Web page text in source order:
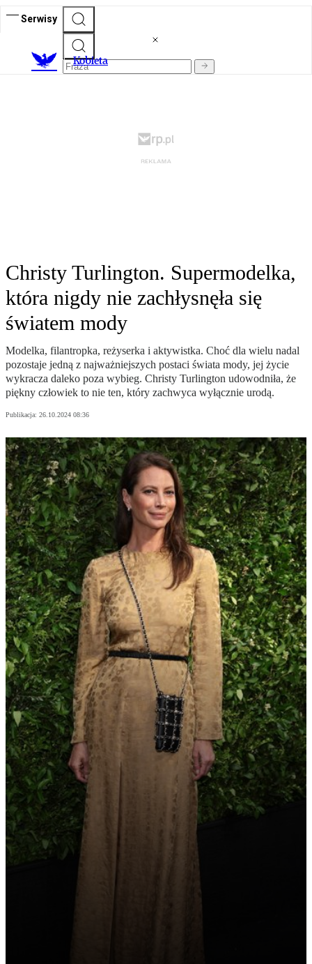
Serwisy
Kobieta
Christy Turlington. Supermodelka,
która nigdy nie zachłysnęła się
światem mody
Modelka, filantropka, reżyserka i aktywistka. Choć dla wielu nadal
pozostaje jedną z najważniejszych postaci świata mody, jej życie
wykracza daleko poza wybieg. Christy Turlington udowodniła, że
piękny człowiek to nie ten, który zachwyca wyłącznie urodą.
Publikacja: 26.10.2024 08:36